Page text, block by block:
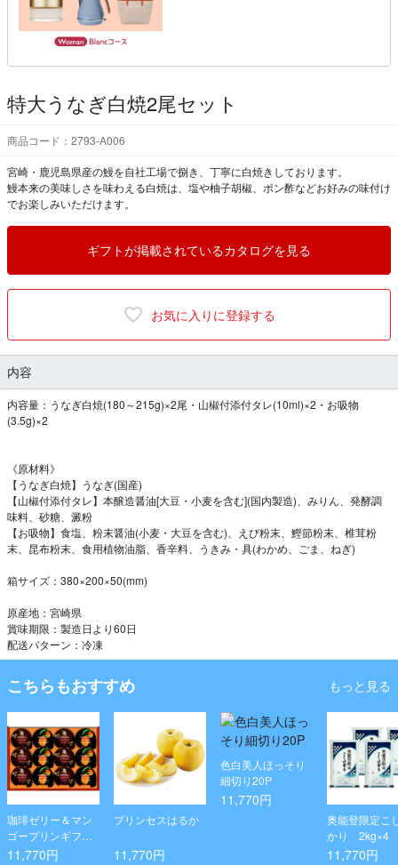
特大うなぎ白焼2尾セット
商品コード：2793-A006
宮崎・鹿児島県産の鰻を自社工場で捌き、丁寧に白焼きしております。
鰻本来の美味しさを味わえる白焼は、塩や柚子胡椒、ポン酢などお好みの味付け
でお楽しみいただけます。
ギフトが掲載されているカタログを見る
お気に入りに登録する
内容
内容量：うなぎ白焼(180～215g)×2尾・山椒付添付タレ(10ml)×2・お吸物
(3.5g)×2
《原材料》
【うなぎ白焼】うなぎ(国産)
【山椒付添付タレ】本醸造醤油[大豆・小麦を含む](国内製造)、みりん、発酵調
味料、砂糖、澱粉
【お吸物】食塩、粉末醤油(小麦・大豆を含む)、えび粉末、鰹節粉末、椎茸粉
末、昆布粉末、食用植物油脂、香辛料、うきみ・具(わかめ、ごま、ねぎ)
箱サイズ：380×200×50(mm)
原産地：宮崎県
賞味期限：製造日より60日
配送パターン：冷凍
こちらもおすすめ もっと見る
珈琲ゼリー＆マン
ゴープリンギフト
12個×8箱
11,770円
プリンセスはるか
11,770円
色白美人ほっそり
細切り20P
11,770円
奥能登限定こ
かり 2kg×4
11,770円